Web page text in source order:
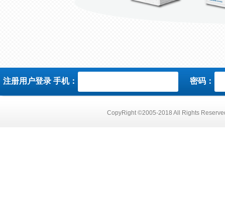
注册用户登录 手机： 密码：
CopyRight ©2005-2018 All Rights